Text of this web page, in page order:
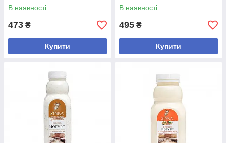
В наявності
473 ₴
Купити
В наявності
495 ₴
Купити